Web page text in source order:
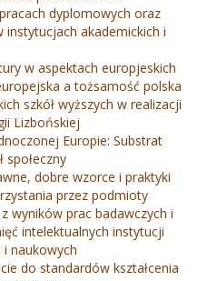
dyplomowych oraz
instytucjach akademickich i
w aspektach europjeskich
a tożsamość polska
szkół wyższych w realizacji
Lizbońskiej
Europie: Substrat
społeczny
dobre wzorce i praktyki
przez podmioty
wyników prac badawczych i
intelektualnych instytucji
i naukowych
do standardów kształcenia